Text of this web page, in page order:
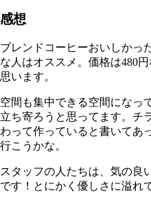
感想
ブレンドコーヒーおいしかっ
な人はオススメ。価格は480
思います。
空間も集中できる空間になっ
立ち寄ろうと思ってます。チ
わって作っていると書いてあ
行こうかな。
スタッフの人たちは、気の良
です！とにかく優しさに溢れ